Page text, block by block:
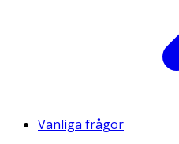
Vanliga frågor